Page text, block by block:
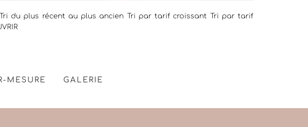
du plus récent au plus ancien Tri par tarif croissant Tri par tarif
MESURE GALERIE